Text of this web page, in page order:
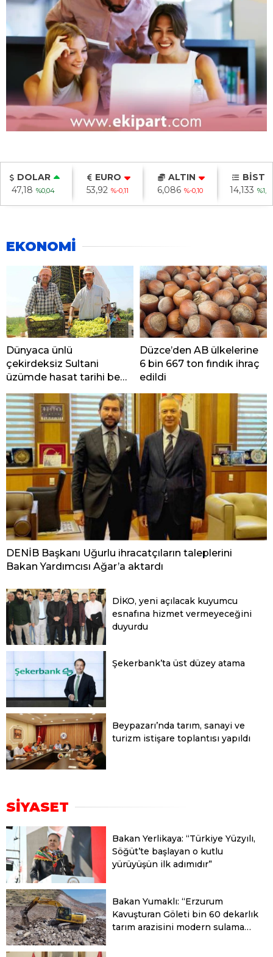
DOLAR
47,18 %0,04
EURO
53,92 %-0,11
ALTIN
6,086 %-0,10
BİST
14,133 %1,09
EKONOMİ
Dünyaca ünlü
çekirdeksiz Sultani
üzümde hasat tarihi belli
oldu
Düzce’den AB ülkelerine
6 bin 667 ton fındık ihraç
edildi
DENİB Başkanı Uğurlu ihracatçıların taleplerini
Bakan Yardımcısı Ağar’a aktardı
DİKO, yeni açılacak kuyumcu
esnafına hizmet vermeyeceğini
duyurdu
Şekerbank’ta üst düzey atama
Beypazarı’nda tarım, sanayi ve
turizm istişare toplantısı yapıldı
SİYASET
Bakan Yerlikaya: “Türkiye Yüzyılı,
Söğüt’te başlayan o kutlu
yürüyüşün ilk adımıdır”
Bakan Yumaklı: “Erzurum
Kavuşturan Göleti bin 60 dekarlık
tarım arazisini modern sulama